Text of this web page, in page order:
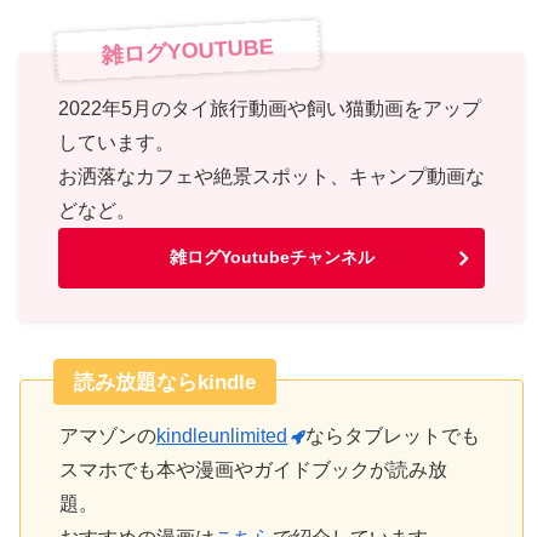
雑ログYOUTUBE
2022年5月のタイ旅行動画や飼い猫動画をアップ
しています。
お洒落なカフェや絶景スポット、キャンプ動画な
どなど。
雑ログYoutubeチャンネル
読み放題ならkindle
アマゾンのkindleunlimited
ならタブレットでも
スマホでも本や漫画やガイドブックが読み放
題。